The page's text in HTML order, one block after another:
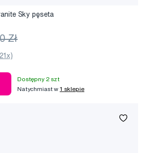
Sky pęseta
Zł
Dostępny 2 szt
Natychmiast w1 sklepie